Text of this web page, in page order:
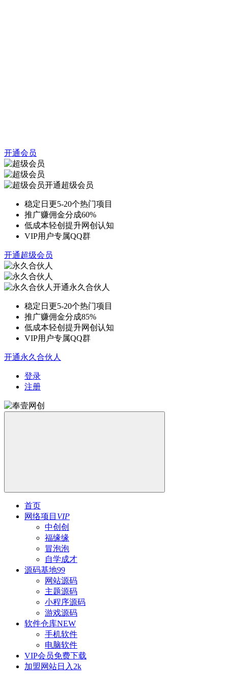
开通会员
开通超级会员
稳定日更5-20个热门项目
推广赚佣金分成60%
低成本轻创提升网创认知
VIP用户专属QQ群
开通超级会员
开通永久合伙人
稳定日更5-20个热门项目
推广赚佣金分成85%
低成本轻创提升网创认知
VIP用户专属QQ群
开通永久合伙人
登录
注册
首页
网络项目 VIP
中创创
福缘缘
冒泡泡
自学成才
源码基地99
网站源码
主题源码
小程序源码
游戏源码
软件仓库NEW
手机软件
电脑软件
VIP会员免费下载
加盟网站日入2k